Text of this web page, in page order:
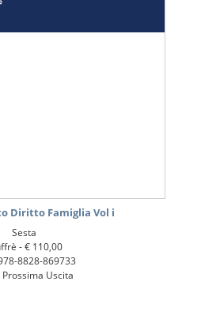
Diritto Famiglia Vol i
Sesta
-€ 110,00
8828-869733
Prossima Uscita